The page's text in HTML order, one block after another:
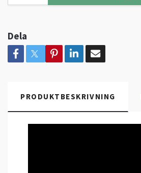
Dela
PRODUKTBESKRIVNING